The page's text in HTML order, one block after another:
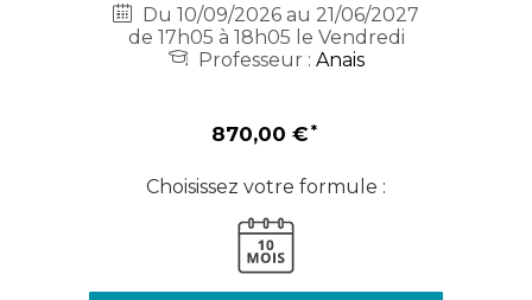
Du 10/09/2026 au 21/06/2027
de 17h05 à 18h05 le Vendredi
Professeur : Anais
870,00 €
Choisissez votre formule :